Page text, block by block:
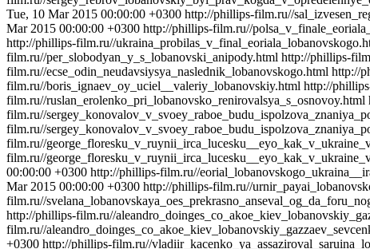
Tue, 10 Mar 2015 00:00:00 +0300 http://phillips-film.ru//
Mar 2015 00:00:00 +0300 http://phillips-film.ru//
http://phillips-film.ru//
film.ru//per_slobodyan_y_s_lobanovski_anipody.html http://phillips-
film.ru//ecse_odin_neudavsiysya_naslednik_lobanovskogo.html http://
film.ru//boris_ignaev_oy_uciel__valeriy_lobanovskiy.html http://
film.ru//ruslan_erolenko_pri_lobanovsko_renirovalsya_s_osnovoy.html
film.ru//
film.ru//
film.ru//
film.ru//
00:00:00 +0300 http://phillips-film.ru//
Mar 2015 00:00:00 +0300 http://phillips-film.ru//
film.ru//
http://phillips-film.ru//
film.ru//
+0300 http://phillips-film.ru//